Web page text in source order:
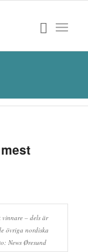
vinnare – dels är
övriga nordiska
News Øresund